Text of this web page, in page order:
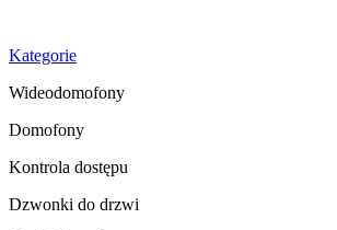
Kategorie
Wideodomofony
Domofony
Kontrola dostępu
Dzwonki do drzwi